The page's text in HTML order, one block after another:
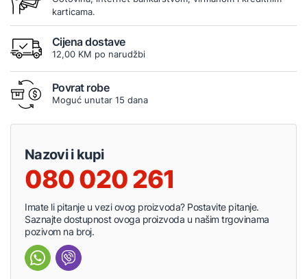
karticama.
Cijena dostave
12,00 KM po narudžbi
Povrat robe
Moguć unutar 15 dana
Nazovi i kupi
080 020 261
Imate li pitanje u vezi ovog proizvoda? Postavite pitanje.
Saznajte dostupnost ovoga proizvoda u našim trgovinama
pozivom na broj.